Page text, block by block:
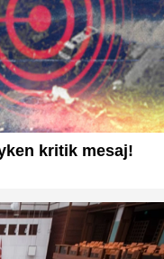
kritik mesaj!